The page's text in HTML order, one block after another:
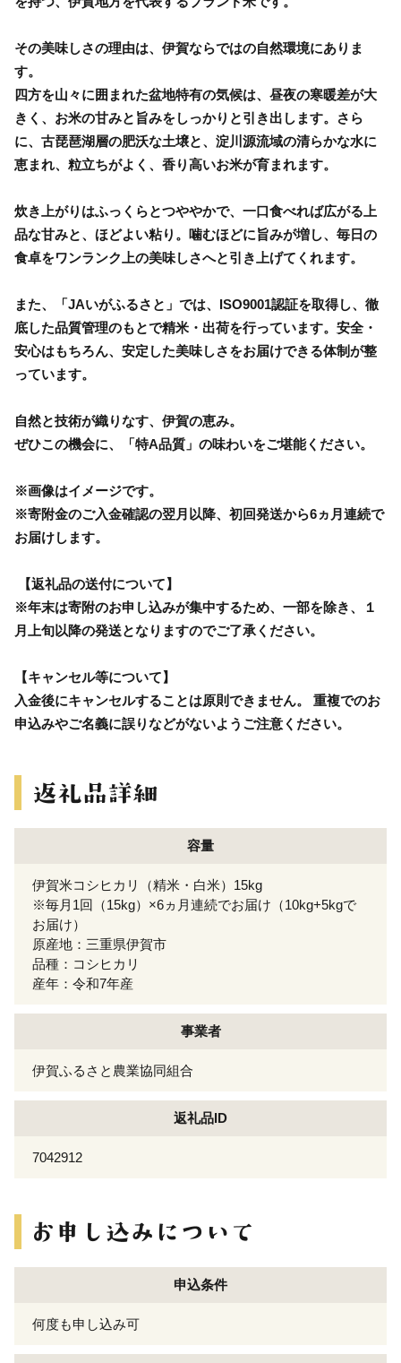
その美味しさの理由は、伊賀ならではの自然環境にありま
す。
四方を山々に囲まれた盆地特有の気候は、昼夜の寒暖差が大
きく、お米の甘みと旨みをしっかりと引き出します。さら
に、古琵琶湖層の肥沃な土壌と、淀川源流域の清らかな水に
恵まれ、粒立ちがよく、香り高いお米が育まれます。
炊き上がりはふっくらとつややかで、一口食べれば広がる上
品な甘みと、ほどよい粘り。噛むほどに旨みが増し、毎日の
食卓をワンランク上の美味しさへと引き上げてくれます。
また、「JAいがふるさと」では、ISO9001認証を取得し、徹
底した品質管理のもとで精米・出荷を行っています。安全・
安心はもちろん、安定した美味しさをお届けできる体制が整
っています。
自然と技術が織りなす、伊賀の恵み。
ぜひこの機会に、「特A品質」の味わいをご堪能ください。
※画像はイメージです。
※寄附金のご入金確認の翌月以降、初回発送から6ヵ月連続で
お届けします。
【返礼品の送付について】
※年末は寄附のお申し込みが集中するため、一部を除き、１
月上旬以降の発送となりますのでご了承ください。
【キャンセル等について】
入金後にキャンセルすることは原則できません。 重複でのお
申込みやご名義に誤りなどがないようご注意ください。
容量
伊賀米コシヒカリ（精米・白米）15kg
※毎月1回（15kg）×6ヵ月連続でお届け（10kg+5kgで
お届け）
原産地：三重県伊賀市
品種：コシヒカリ
産年：令和7年産
事業者
伊賀ふるさと農業協同組合
返礼品ID
7042912
申込条件
何度も申し込み可